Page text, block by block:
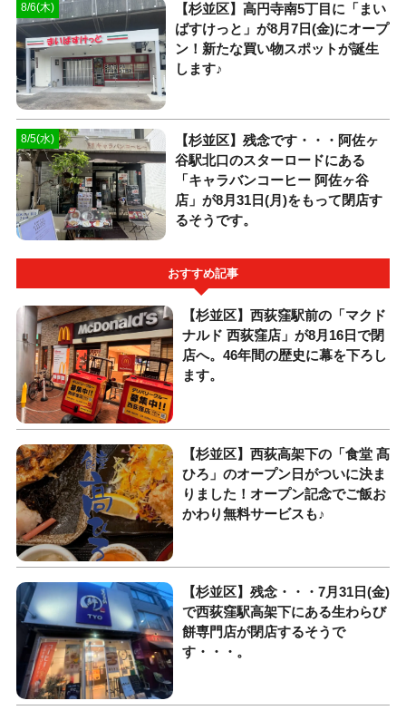
8/6(木)
【杉並区】高円寺南5丁目に「まい
ばすけっと」が8月7日(金)にオープ
ン！新たな買い物スポットが誕生
します♪
8/5(水)
【杉並区】残念です・・・阿佐ヶ
谷駅北口のスターロードにある
「キャラバンコーヒー 阿佐ヶ谷
店」が8月31日(月)をもって閉店す
るそうです。
おすすめ記事
【杉並区】西荻窪駅前の「マクド
ナルド 西荻窪店」が8月16日で閉
店へ。46年間の歴史に幕を下ろし
ます。
【杉並区】西荻高架下の「食堂 髙
ひろ」のオープン日がついに決ま
りました！オープン記念でご飯お
かわり無料サービスも♪
【杉並区】残念・・・7月31日(金)
で西荻窪駅高架下にある生わらび
餅専門店が閉店するそうで
す・・・。